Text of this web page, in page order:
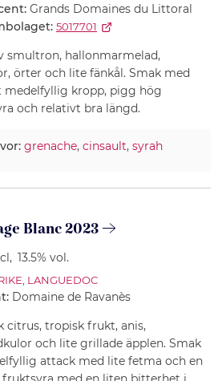
Grands Domaines du Littoral
5017701
smultron, hallonmarmelad,
örter och lite fänkål. Smak med
medelfyllig kropp, pigg hög
och relativt bra längd.
grenache, cinsault, syrah
Blanc 2023
, 13.5% vol.
, LANGUEDOC
Domaine de Ravanès
citrus, tropisk frukt, anis,
och lite grillade äpplen. Smak
attack med lite fetma och en